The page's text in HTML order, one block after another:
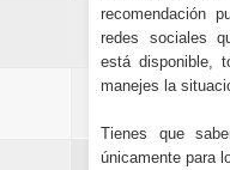
recomendación
redes sociales
está disponible,
manejes la
Tienes que
únicamente para